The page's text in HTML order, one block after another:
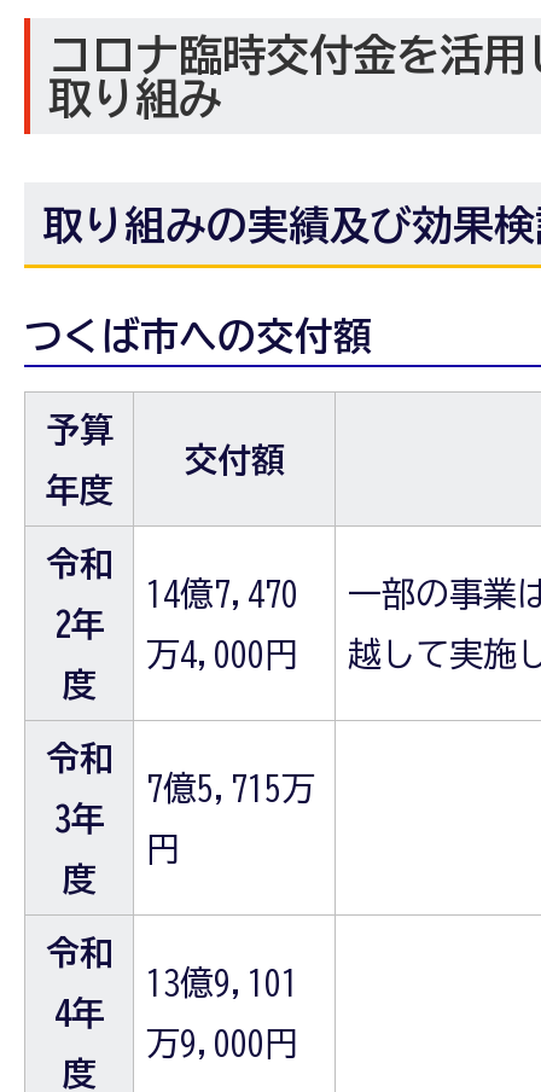
コロナ臨時交付金を活
取り組み
取り組みの実績及び効果
つくば市への交付額
予算
年度
交付額
令和
2年
度
14億7,470
万4,000円
一部の事業
越して実施
令和
3年
度
7億5,715万
円
令和
4年
度
13億9,101
万9,000円